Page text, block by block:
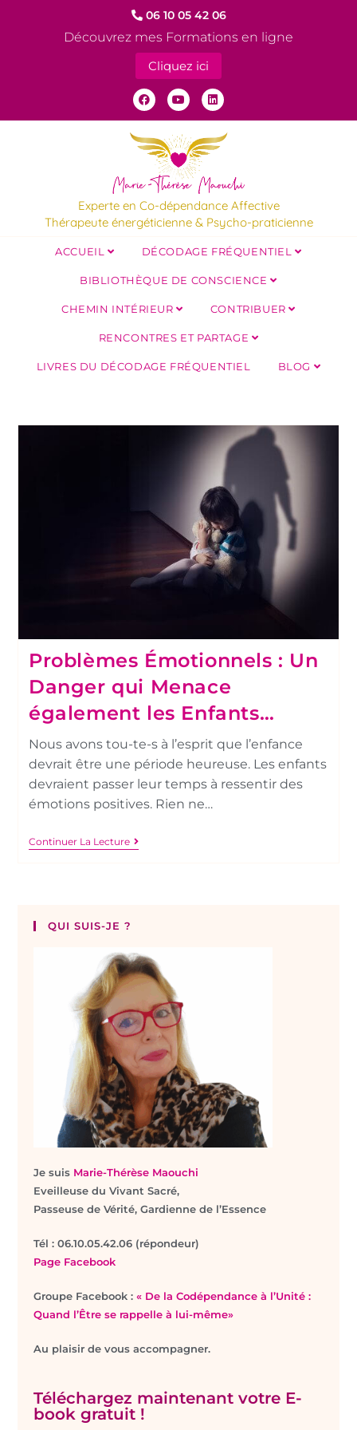
06 10 05 42 06
Découvrez mes Formations en ligne
Cliquez ici
Experte en Co-dépendance Affective
Thérapeute énergéticienne & Psycho-praticienne
ACCUEIL DÉCODAGE FRÉQUENTIEL
BIBLIOTHÈQUE DE CONSCIENCE
CHEMIN INTÉRIEUR CONTRIBUER
RENCONTRES ET PARTAGE
LIVRES DU DÉCODAGE FRÉQUENTIEL BLOG
Problèmes Émotionnels : Un
Danger qui Menace
également les Enfants…
Nous avons tou-te-s à l’esprit que l’enfance
devrait être une période heureuse. Les enfants
devraient passer leur temps à ressentir des
émotions positives. Rien ne…
Continuer La Lecture
QUI SUIS-JE ?
Je suis Marie-Thérèse Maouchi
Eveilleuse du Vivant Sacré,
Passeuse de Vérité, Gardienne de l’Essence
Tél : 06.10.05.42.06 (répondeur)
Page Facebook
Groupe Facebook :« De la Codépendance à l’Unité :
Quand l’Être se rappelle à lui-même»
Au plaisir de vous accompagner.
Téléchargez maintenant votre E-
book gratuit !